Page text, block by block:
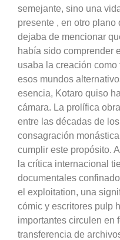
semejante, sino una
presente , en otro
dejaba de mencionar
había sido comprender
usaba la creación
esos mundos
esencia, Kotaro quiso
cámara. La prolífica
entre las décadas de
consagración
cumplir este propósito.
la crítica internacional
documentales
el exploitation, una
cómic y escritores pulp
importantes circulen en
transferencia de